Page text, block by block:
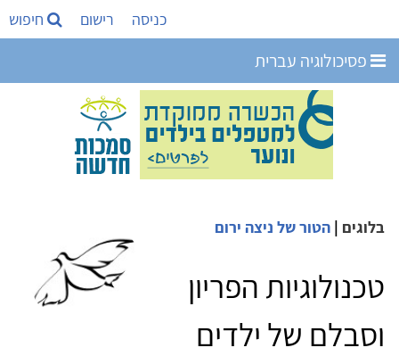
כניסה רישום חיפוש
פסיכולוגיה עברית
בלוגים | הטור של ניצה ירום
טכנולוגיות הפריון
וסבלם של ילדים